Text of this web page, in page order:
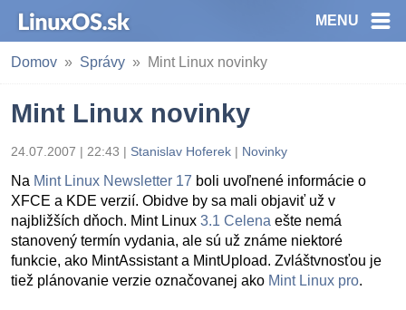
MENU
Domov Správy Mint Linux novinky
Mint Linux novinky
24.07.2007 | 22:43 | Stanislav Hoferek | Novinky
Na Mint Linux Newsletter 17 boli uvoľnené informácie o
XFCE a KDE verzií. Obidve by sa mali objaviť už v
najbližších dňoch. Mint Linux 3.1 Celena ešte nemá
stanovený termín vydania, ale sú už známe niektoré
funkcie, ako MintAssistant a MintUpload. Zvláštvnosťou je
tiež plánovanie verzie označovanej ako Mint Linux pro.